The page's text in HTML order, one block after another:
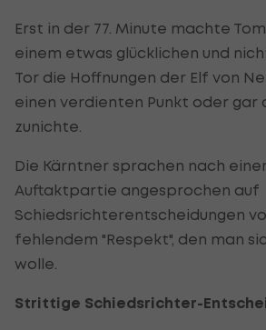
Erst in der 77. Minute machte
einem etwas glücklichen und
Tor die Hoffnungen der Elf von
einen verdienten Punkt oder gar
zunichte.
Die Kärntner sprachen nach
Auftaktpartie angesprochen auf
Schiedsrichterentscheidungen
fehlendem "Respekt", den man
wolle.
Strittige Schiedsrichter-